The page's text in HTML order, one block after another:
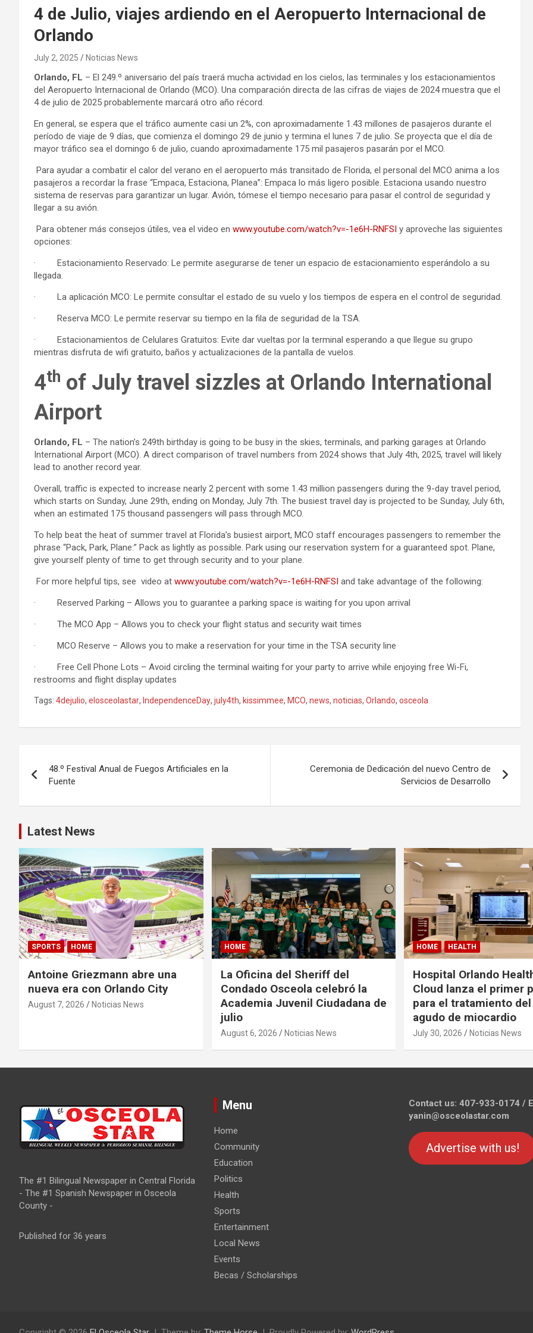
4 de Julio, viajes ardiendo en el Aeropuerto Internacional de
Orlando
July 2, 2025 Noticias News
Orlando, FL – El 249.º aniversario del país traerá mucha actividad en los cielos, las terminales y los estacionamientos
del Aeropuerto Internacional de Orlando (MCO). Una comparación directa de las cifras de viajes de 2024 muestra que el
4 de julio de 2025 probablemente marcará otro año récord.
En general, se espera que el tráfico aumente casi un 2%, con aproximadamente 1.43 millones de pasajeros durante el
período de viaje de 9 días, que comienza el domingo 29 de junio y termina el lunes 7 de julio. Se proyecta que el día de
mayor tráfico sea el domingo 6 de julio, cuando aproximadamente 175 mil pasajeros pasarán por el MCO.
Para ayudar a combatir el calor del verano en el aeropuerto más transitado de Florida, el personal del MCO anima a los
pasajeros a recordar la frase “Empaca, Estaciona, Planea”: Empaca lo más ligero posible. Estaciona usando nuestro
sistema de reservas para garantizar un lugar. Avión, tómese el tiempo necesario para pasar el control de seguridad y
llegar a su avión.
Para obtener más consejos útiles, vea el video en www.youtube.com/watch?v=-1e6H-RNFSI y aproveche las siguientes
opciones:
· Estacionamiento Reservado: Le permite asegurarse de tener un espacio de estacionamiento esperándolo a su
llegada.
· La aplicación MCO: Le permite consultar el estado de su vuelo y los tiempos de espera en el control de seguridad.
· Reserva MCO: Le permite reservar su tiempo en la fila de seguridad de la TSA.
· Estacionamientos de Celulares Gratuitos: Evite dar vueltas por la terminal esperando a que llegue su grupo
mientras disfruta de wifi gratuito, baños y actualizaciones de la pantalla de vuelos.
4th of July travel sizzles at Orlando International
Airport
Orlando, FL – The nation’s 249th birthday is going to be busy in the skies, terminals, and parking garages at Orlando
International Airport (MCO). A direct comparison of travel numbers from 2024 shows that July 4th, 2025, travel will likely
lead to another record year.
Overall, traffic is expected to increase nearly 2 percent with some 1.43 million passengers during the 9-day travel period,
which starts on Sunday, June 29th, ending on Monday, July 7th. The busiest travel day is projected to be Sunday, July 6th,
when an estimated 175 thousand passengers will pass through MCO.
To help beat the heat of summer travel at Florida’s busiest airport, MCO staff encourages passengers to remember the
phrase “Pack, Park, Plane:” Pack as lightly as possible. Park using our reservation system for a guaranteed spot. Plane,
give yourself plenty of time to get through security and to your plane.
For more helpful tips, see video at www.youtube.com/watch?v=-1e6H-RNFSI and take advantage of the following:
· Reserved Parking – Allows you to guarantee a parking space is waiting for you upon arrival
· The MCO App – Allows you to check your flight status and security wait times
· MCO Reserve – Allows you to make a reservation for your time in the TSA security line
· Free Cell Phone Lots – Avoid circling the terminal waiting for your party to arrive while enjoying free Wi-Fi,
restrooms and flight display updates
Tags: 4dejulio, elosceolastar, IndependenceDay, july4th, kissimmee, MCO, news, noticias, Orlando, osceola
s
t
n
a
v
i
g
a
o
n
48.º Festival Anual de Fuegos Artificiales en la
Fuente
Ceremonia de Dedicación del nuevo Centro de
Servicios de Desarrollo
Latest News
SPORTS HOME
Antoine Griezmann abre una
nueva era con Orlando City
August 7, 2026 Noticias News
HOME
La Oficina del Sheriff del
Condado Osceola celebró la
Academia Juvenil Ciudadana de
julio
August 6, 2026 Noticias News
HOME HEALTH
Hospital Orlando
Cloud lanza el primer
para el tratamiento
agudo de miocardio
July 30, 2026 Noticias News
The #1 Bilingual Newspaper in Central Florida
- The #1 Spanish Newspaper in Osceola
County -
Published for 36 years
Menu
Home
Community
Education
Politics
Health
Sports
Entertainment
Local News
Events
Becas / Scholarships
Contact us: 407-933-0174 /
yanin@osceolastar.com
Advertise with us!